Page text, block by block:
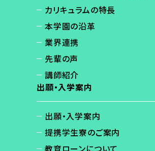
カリキュラムの特長
本学園の沿革
業界連携
先輩の声
講師紹介
出願・入学案内
出願・入学案内
提携学生寮のご案内
教育ローンについて